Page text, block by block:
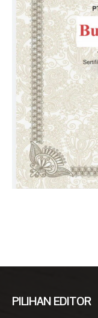
PILIHAN EDITOR